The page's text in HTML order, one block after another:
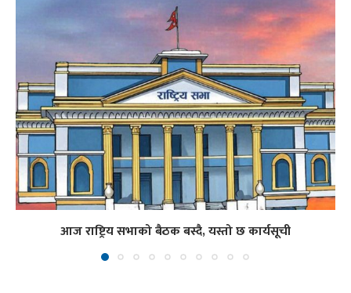
आज राष्ट्रिय सभाको बैठक बस्दै, यस्तो छ कार्यसूची